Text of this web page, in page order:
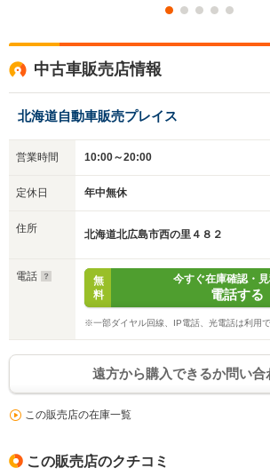
中古車販売店情報
北海道自動車販売プレイス
営業時間 10:00～20:00
定休日 年中無休
住所 北海道北広島市西の里４８２
電話
無
料
今すぐ在庫確認・
電話する
※一部ダイヤル回線、IP電話、光電話は利用で
遠方から購入できるか問い合
この販売店の在庫一覧
この販売店のクチコミ